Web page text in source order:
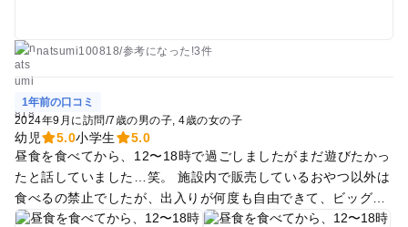
欲しいなと感じました。 他のキッズパークは保護者は安めの価
格設定が多いですが、ここは保護者も高いので気軽には行きに
くいですが機会があればまたお邪魔したいです。
natsumi100818/参考になった!3件
1年前の口コミ
2024年9月に訪問/7歳の男の子 4歳の女の子
幼児 5.0小学生
5.0
昼食を食べてから、12〜18時で過ごしましたがまだ遊びたかっ
たと話していました…笑。 施設内で販売しているおやつ以外は
食べるの禁止でしたが、出入りが何度も自由できて、ビッグボ
ックス内にある、テーブルも使えるので、ゆったりとおやつタ